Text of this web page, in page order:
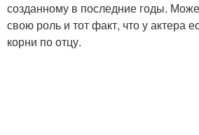
созданному в последние годы.
свою роль и тот факт, что у актера
корни по отцу.